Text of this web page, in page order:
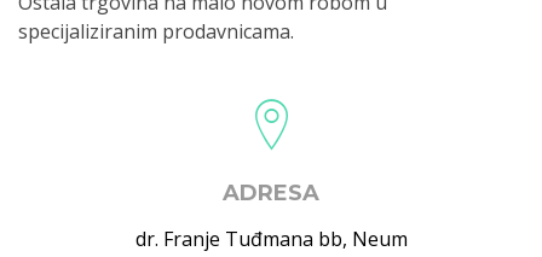
specijaliziranim prodavnicama.
ADRESA
dr. Franje Tuđmana bb, Neum